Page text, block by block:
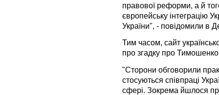
правової реформи, а й
європейську інтеграцію
України", - повідомили в
Тим часом, сайт
про згадку про Тимошенко
"Сторони обговорили
стосуються співпраці
сфері. Зокрема йшлося